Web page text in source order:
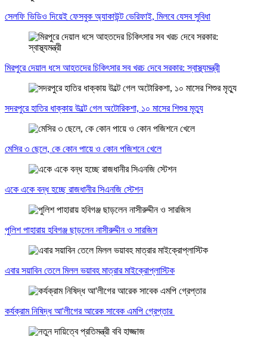
সেলফি ভিডিও দিয়েই ফেসবুক অ্যাকাউন্ট ভেরিফাই, মিলবে যেসব সুবিধা
মিরপুরে দেয়াল ধসে আহতদের চিকিৎসার সব খরচ দেবে সরকার: স্বাস্থ্যমন্ত্রী
সদরপুরে হাতির ধাক্কায় উল্টে গেল অটোরিকশা, ১০ মাসের শিশুর মৃত্যু
মেসির ৩ ছেলে, কে কোন পায়ে ও কোন পজিশনে খেলে
একে একে বন্ধ হচ্ছে রাজধানীর সিএনজি স্টেশন
পুলিশ পাহারায় হবিগঞ্জ ছাড়লেন নাসীরুদ্দীন ও সারজিস
এবার সয়াবিন তেলে মিলল ভয়াবহ মাত্রার মাইক্রোপ্লাস্টিক
কর্যক্রাম নিষিদ্ধ আ'লীগের আরেক সাবেক এমপি গ্রেপ্তার